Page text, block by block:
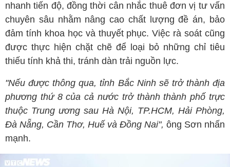
nhanh tiến độ, đồng thời cân nhắc thuê đơn vị tư vấn
chuyên sâu nhằm nâng cao chất lượng đề án, bảo
đảm tính khoa học và thuyết phục. Việc rà soát cũng
được thực hiện chặt chẽ để loại bỏ những chỉ tiêu
thiếu tính khả thi, tránh dàn trải nguồn lực.
"Nếu được thông qua, tỉnh Bắc Ninh sẽ trở thành địa
phương thứ 8 của cả nước trở thành thành phố trực
thuộc Trung ương sau Hà Nội, TP.HCM, Hải Phòng,
Đà Nẵng, Cần Thơ, Huế và Đồng Nai", ông Sơn nhấn
mạnh.